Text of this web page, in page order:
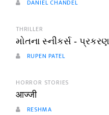
DANIEL CHANDEL
THRILLER
મોતના સ્નીકર્સ -
RUPEN PATEL
HORROR STORIES
आज्जी
RESHMA